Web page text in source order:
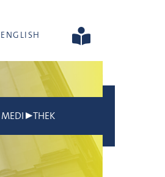
ENGLISH
MEDI▶THEK